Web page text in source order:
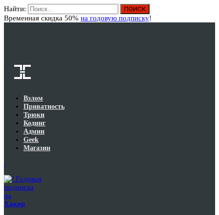
Найти:
Временная скидка 50% на годовую подписку!
Взлом
Приватность
Трюки
Кодинг
Админ
Geek
Магазин
Годовая
подписка
на
Хакер